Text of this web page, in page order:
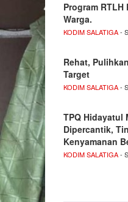
Program RTLH
Warga.
KODIM SALATIGA-
Rehat,
Target
KODIM SALATIGA-
TPQ Hidayatul
Dipercantik,
Kenyamanan
KODIM SALATIGA-